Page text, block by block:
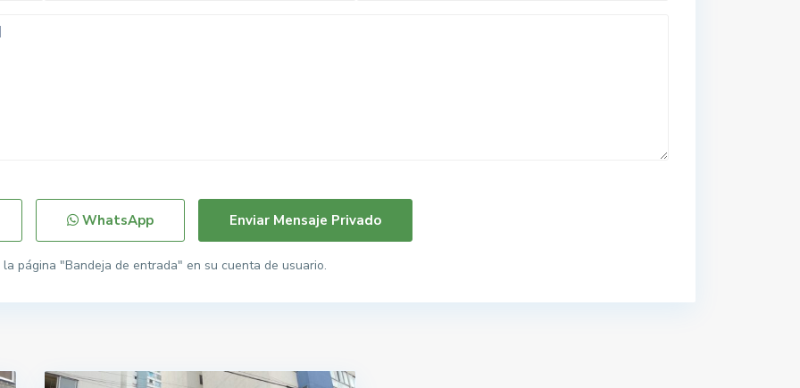
WhatsApp
página "Bandeja de entrada" en su cuenta de usuario.